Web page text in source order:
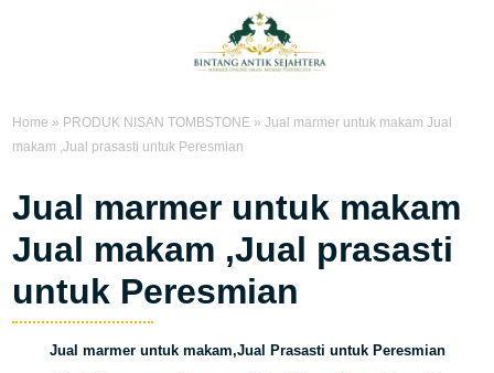
Home » PRODUK NISAN TOMBSTONE »Jual marmer untuk makam Jual
makam ,Jual prasasti untuk Peresmian
Jual marmer untuk makam
Jual makam ,Jual prasasti
untuk Peresmian
Jual marmer untuk makam,Jual Prasasti untuk Peresmian